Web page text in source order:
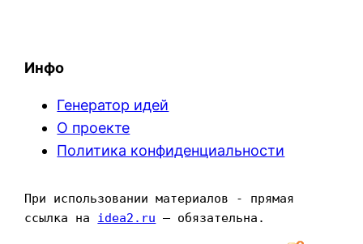
Инфо
Генератор идей
О проекте
Политика конфиденциальности
При использовании материалов - прямая
ссылка на idea2.ru — обязательна.